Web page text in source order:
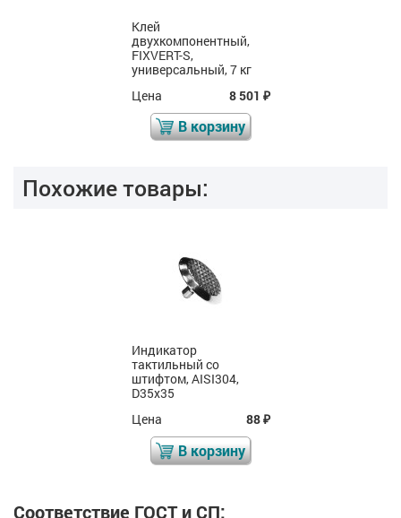
Клей
двухкомпонентный,
FIXVERT-S,
универсальный, 7 кг
Цена
8 501 ₽
В корзину
Похожие товары:
Индикатор
тактильный со
штифтом, AISI304,
D35x35
Цена
88₽
В корзину
Соответствие ГОСТ и СП: